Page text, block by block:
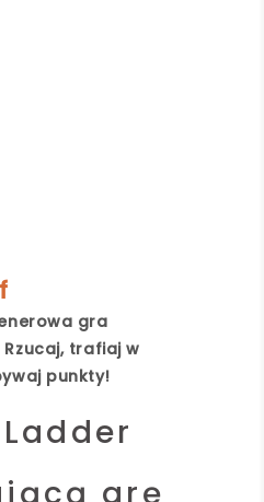
gra
trafiaj w
punkty!